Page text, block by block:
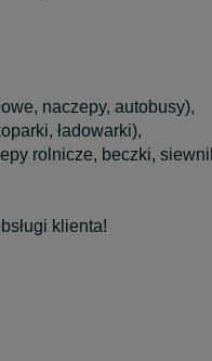
naczepy, autobusy),
ładowarki),
rolnicze, beczki,
klienta!